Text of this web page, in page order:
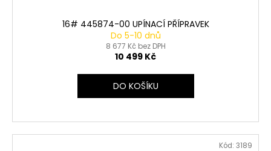
16# 445874-00 UPÍNACÍ PŘÍPRAVEK
Do 5-10 dnů
8 677 Kč bez DPH
10 499 Kč
DO KOŠÍKU
Kód: 3189